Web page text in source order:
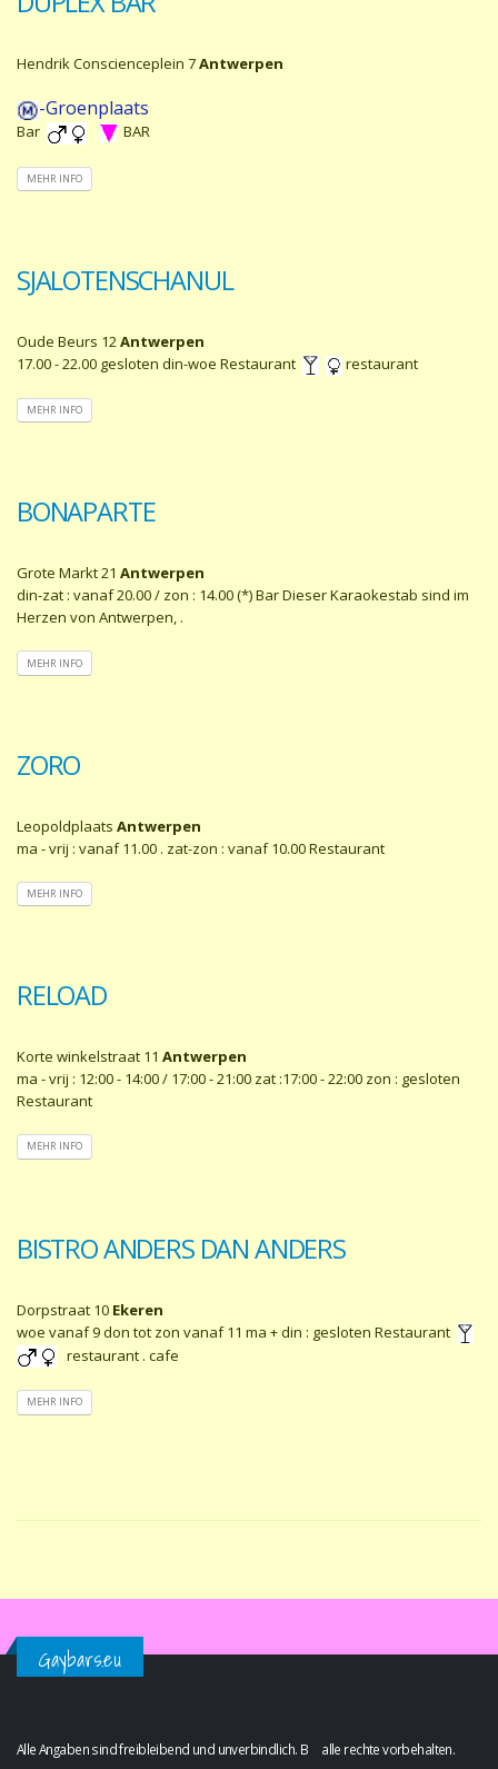
Hendrik Conscienceplein 7Antwerpen
-Groenplaats
Bar BAR
MEHR INFO
SJALOTENSCHANUL
Oude Beurs 12Antwerpen
17.00 - 22.00 gesloten din-woe Restaurant
restaurant
MEHR INFO
BONAPARTE
Grote Markt 21 Antwerpen
din-zat : vanaf 20.00 / zon : 14.00 (*) Bar Dieser Karaokestab sind im
Herzen von Antwerpen, .
MEHR INFO
ZORO
Leopoldplaats Antwerpen
ma - vrij : vanaf 11.00 . zat-zon : vanaf 10.00 Restaurant
MEHR INFO
RELOAD
Korte winkelstraat 11 Antwerpen
ma - vrij : 12:00 - 14:00 / 17:00 - 21:00 zat :17:00 - 22:00 zon : gesloten
Restaurant
MEHR INFO
BISTRO ANDERS DAN ANDERS
Dorpstraat 10 Ekeren
woe vanaf 9 don tot zon vanaf 11 ma + din : gesloten Restaurant
restaurant . cafe
MEHR INFO
Gaybars.eu
Alle Angaben sind freibleibend und unverbindlich. B alle rechte vorbehalten.